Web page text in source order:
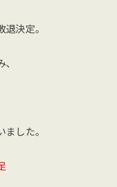
退決定。
、
した。